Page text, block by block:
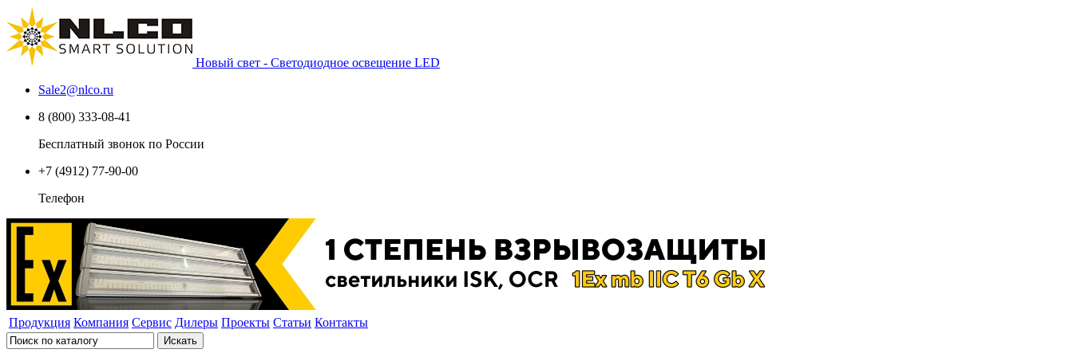
Новый свет - Светодиодное освещение LED
Sale2@nlco.ru
8 (800) 333-08-41
Бесплатный звонок по России
+7 (4912) 77-90-00
Телефон
Продукция Компания Сервис Дилеры Проекты Статьи Контакты